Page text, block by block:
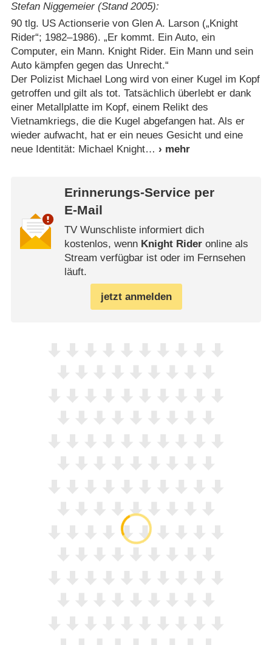
Stefan Niggemeier (Stand 2005):
90 tlg. US Actionserie von Glen A. Larson („Knight
Rider“; 1982⁠–⁠1986). „Er kommt. Ein Auto, ein
Computer, ein Mann. Knight Rider. Ein Mann und sein
Auto kämpfen gegen das Unrecht.“
Der Polizist Michael Long wird von einer Kugel im Kopf
getroffen und gilt als tot. Tatsächlich überlebt er dank
einer Metallplatte im Kopf, einem Relikt des
Vietnamkriegs, die die Kugel abgefangen hat. Als er
wieder aufwacht, hat er ein neues Gesicht und eine
neue Identität: Michael Knight
Erinnerungs-Service per
E-Mail
TV Wunschliste informiert dich
kostenlos, wenn Knight Rideronline als
Stream verfügbar ist oder im Fernsehen
läuft.
jetzt anmelden